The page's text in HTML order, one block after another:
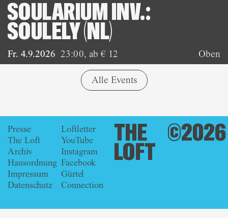
Fr. 4.9.2026 23:00, ab € 12
SOULARIUM INV.:
SOULELY (NL)
Oben
Alle Events
THE
LOFT
Presse
The Loft
Archiv
Hausordnung
Impressum
Datenschutz
Loftletter
YouTube
Instagram
Facebook
Gürtel
Connection
©2026